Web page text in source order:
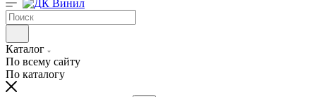
Каталог
По всему сайту
По каталогу